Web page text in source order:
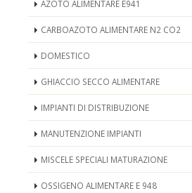
AZOTO ALIMENTARE E941
CARBOAZOTO ALIMENTARE N2 CO2
DOMESTICO
GHIACCIO SECCO ALIMENTARE
IMPIANTI DI DISTRIBUZIONE
MANUTENZIONE IMPIANTI
MISCELE SPECIALI MATURAZIONE
OSSIGENO ALIMENTARE E 948